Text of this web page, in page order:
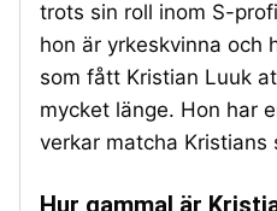
trots sin roll inom S-
hon är yrkeskvinna och
som fått Kristian Luuk
mycket länge. Hon har
verkar matcha
Hur gammal är